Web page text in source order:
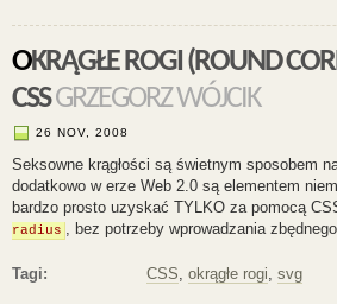
OKRĄGŁE ROGI (ROUND CORNERS) TYLKO ZA POMOCĄ
CSSGRZEGORZ WÓJCIK
26 NOV, 2008
Seksowne krągłości są świetnym sposobem
dodatkowo w erze Web 2.0 są elementem
bardzo prosto uzyskać TYLKO za pomocą
radius , bez potrzeby wprowadzania
Tagi: CSS okrągłe rogi svg